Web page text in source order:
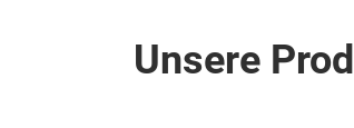
Unsere